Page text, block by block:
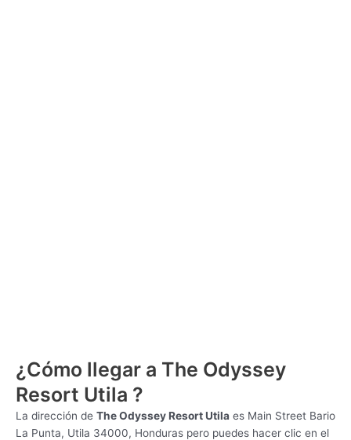
¿Cómo llegar a The Odyssey
Resort Utila ?
La dirección de The Odyssey Resort Utila es Main Street Bario
La Punta, Utila 34000, Honduras pero puedes hacer clic en el